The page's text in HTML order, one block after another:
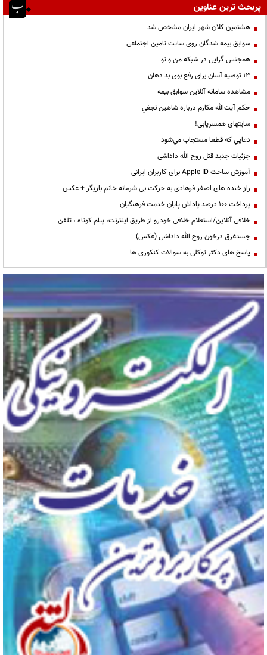
پربحث ترین عناوین
هشتمین کلان شهر ایران مشخص شد
سوابق بیمه شدگان روی سایت تامین اجتماعی
همجنس گرایی در شبکه من و تو
13 توصیه آسان برای رفع بوی بد دهان
مشاهده سامانه آنلاين سوابق بیمه
حكم آيت‌الله مكارم درباره شاهين نجفي
سایتهای همسریابی!
دعايي كه قطعا مستجاب مي‌شود
جزئیات جدید قتل روح الله داداشی
آموزش ساخت Apple ID برای کاربران ایرانی
راز خنده های اصغر فرهادی به حرکت بی شرمانه خانم بازیگر + عکس
پرداخت ۱۰۰ درصد پاداش پایان خدمت فرهنگیان
خلافی آنلاین/استعلام خلافی خودرو از طریق اینترنت، پیام کوتاه ، تلفن
جسدغرق درخون روح الله داداشی (عکس)
پاسخ های دکتر توکلی به سوالات کنکوری ها